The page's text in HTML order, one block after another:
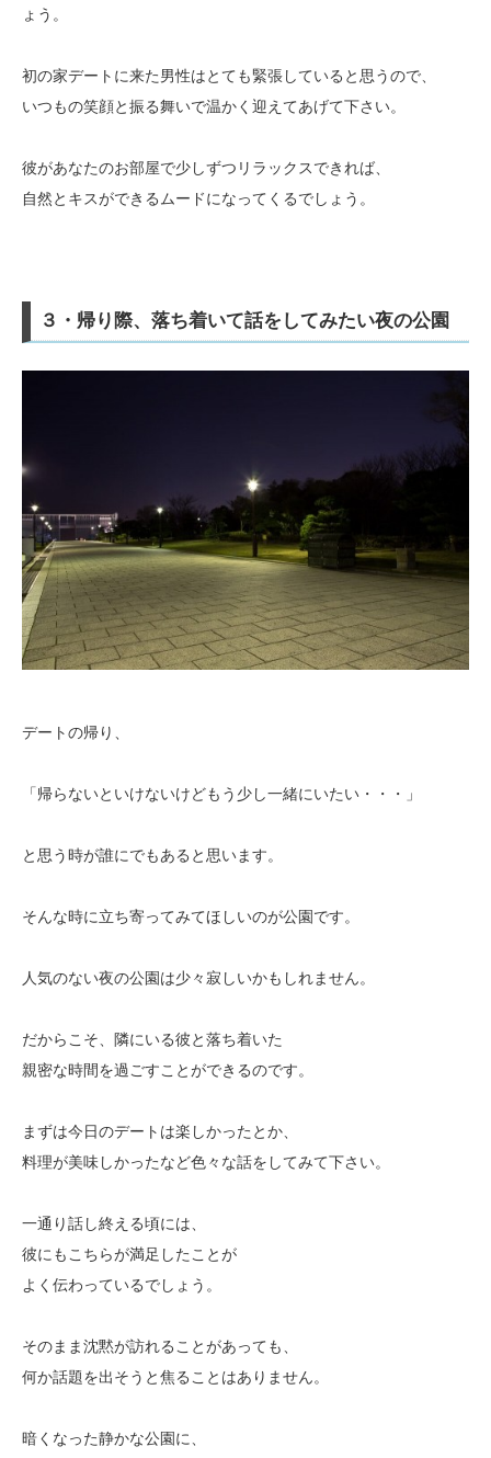
ょう。
初の家デートに来た男性はとても緊張していると思うので、
いつもの笑顔と振る舞いで温かく迎えてあげて下さい。
彼があなたのお部屋で少しずつリラックスできれば、
自然とキスができるムードになってくるでしょう。
３・帰り際、落ち着いて話をしてみたい夜の公園
デートの帰り、
「帰らないといけないけどもう少し一緒にいたい・・・」
と思う時が誰にでもあると思います。
そんな時に立ち寄ってみてほしいのが公園です。
人気のない夜の公園は少々寂しいかもしれません。
だからこそ、隣にいる彼と落ち着いた
親密な時間を過ごすことができるのです。
まずは今日のデートは楽しかったとか、
料理が美味しかったなど色々な話をしてみて下さい。
一通り話し終える頃には、
彼にもこちらが満足したことが
よく伝わっているでしょう。
そのまま沈黙が訪れることがあっても、
何か話題を出そうと焦ることはありません。
暗くなった静かな公園に、